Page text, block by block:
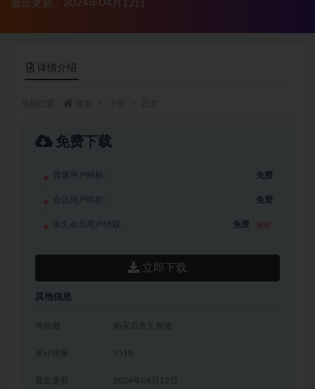
最近更新：2024年04月12日
详情介绍
免费下载
普通用户特权： 免费
会员用户特权： 免费
永久会员用户特权： 免费
立即下载
其他信息
有效期 购买后永久有效
累计销量 1518
2024年04月12日